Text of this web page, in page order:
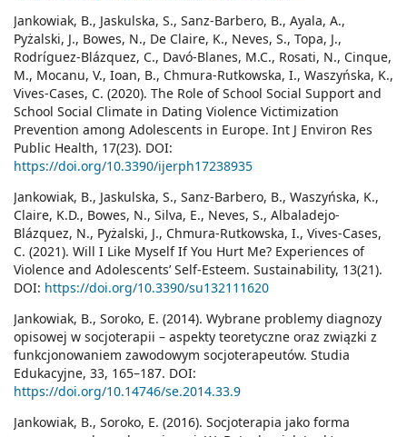
Jankowiak, B., Jaskulska, S., Sanz-Barbero, B., Ayala, A.,
Pyżalski, J., Bowes, N., De Claire, K., Neves, S., Topa, J.,
Rodríguez-Blázquez, C., Davó-Blanes, M.C., Rosati, N., Cinque,
M., Mocanu, V., Ioan, B., Chmura-Rutkowska, I., Waszyńska, K.,
Vives-Cases, C. (2020). The Role of School Social Support and
School Social Climate in Dating Violence Victimization
Prevention among Adolescents in Europe. Int J Environ Res
Public Health, 17(23). DOI:
https://doi.org/10.3390/ijerph17238935
Jankowiak, B., Jaskulska, S., Sanz-Barbero, B., Waszyńska, K.,
Claire, K.D., Bowes, N., Silva, E., Neves, S., Albaladejo-
Blázquez, N., Pyżalski, J., Chmura-Rutkowska, I., Vives-Cases,
C. (2021). Will I Like Myself If You Hurt Me? Experiences of
Violence and Adolescents’ Self-Esteem. Sustainability, 13(21).
DOI: https://doi.org/10.3390/su132111620
Jankowiak, B., Soroko, E. (2014). Wybrane problemy diagnozy
opisowej w socjoterapii – aspekty teoretyczne oraz związki z
funkcjonowaniem zawodowym socjoterapeutów. Studia
Edukacyjne, 33, 165–187. DOI:
https://doi.org/10.14746/se.2014.33.9
Jankowiak, B., Soroko, E. (2016). Socjoterapia jako forma